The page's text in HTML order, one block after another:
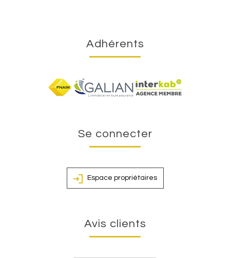
Adhérents
Se connecter
Espace propriétaires
Avis clients